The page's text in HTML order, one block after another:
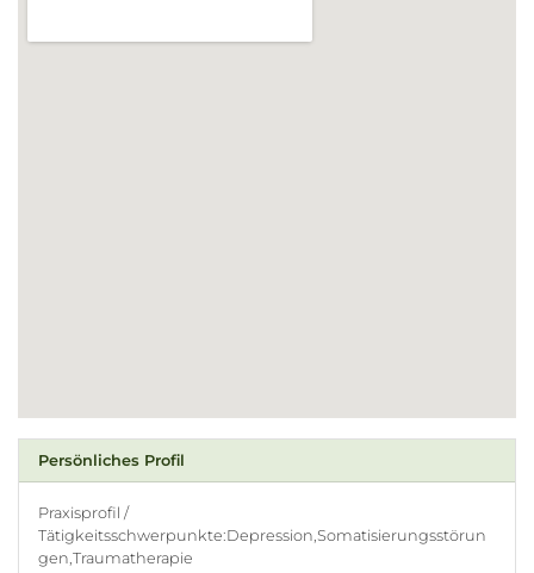
Persönliches Profil
Praxisprofil /
Tätigkeitsschwerpunkte:Depression,Somatisierungsstörun
gen,Traumatherapie